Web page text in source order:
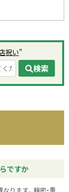
祝い”
検索
ですか